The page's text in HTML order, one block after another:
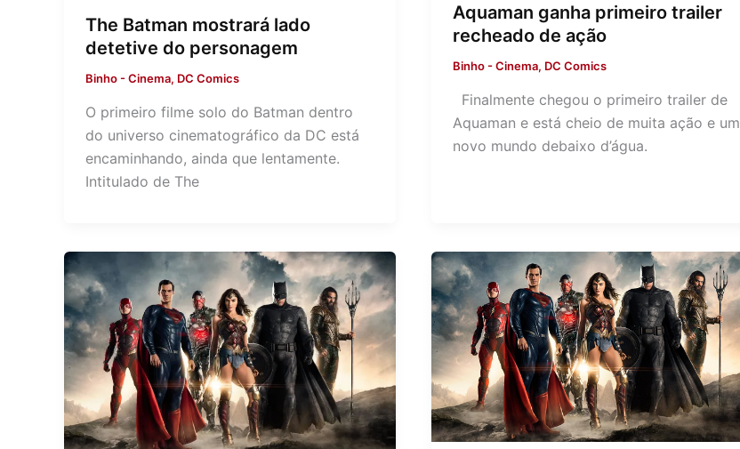
The Batman mostrará lado
detetive do personagem
Binho-Cinema, DC Comics
O primeiro filme solo do Batman dentro
do universo cinematográfico da DC está
encaminhando, ainda que lentamente.
Intitulado de The
Aquaman ganha primeiro trailer
recheado de ação
Binho-Cinema, DC Comics
Finalmente chegou o primeiro trailer de
Aquaman e está cheio de muita ação e um
novo mundo debaixo d’água.